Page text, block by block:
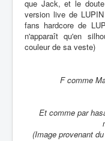
que Jack, et le
version live de
fans hardcore de
n'apparaît qu'en
couleur de sa veste)
F comme
Et comme par
(Image provenant